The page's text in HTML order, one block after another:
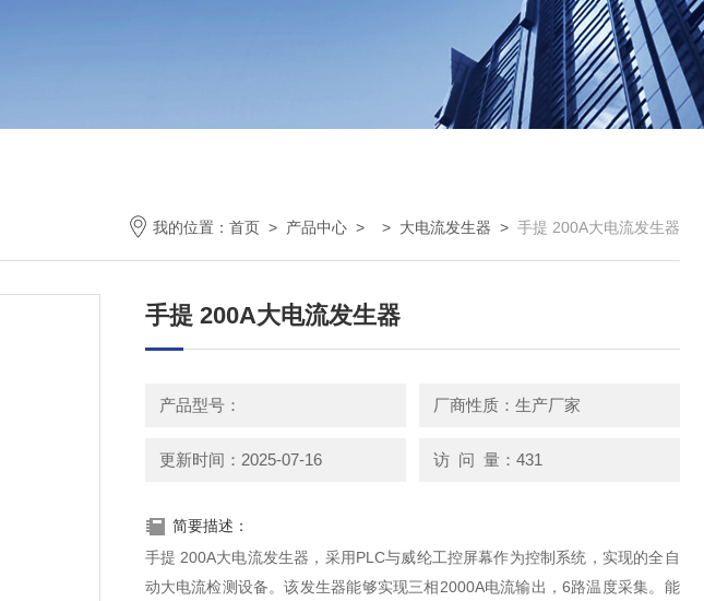
我的位置： 首页 > 产品中心 > > 大电流发生器 > 手提 200A大电流发生器
手提 200A大电流发生器
产品型号： 厂商性质：生产厂家
更新时间：2025-07-16 访 问 量：431
简要描述：
手提 200A大电流发生器，采用PLC与威纶工控屏幕作为控制系统，实现的全自
动大电流检测设备。该发生器能够实现三相2000A电流输出，6路温度采集。能